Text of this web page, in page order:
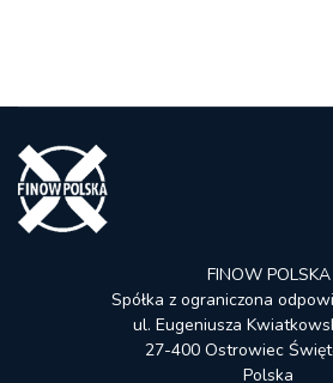
FINOW POLSKA
Spółka z ograniczona
ul. Eugeniusza
27-400 Ostrowiec
Polska